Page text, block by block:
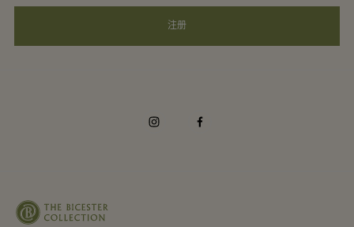
礼品卡
常见问题
注册
instagramfacebook